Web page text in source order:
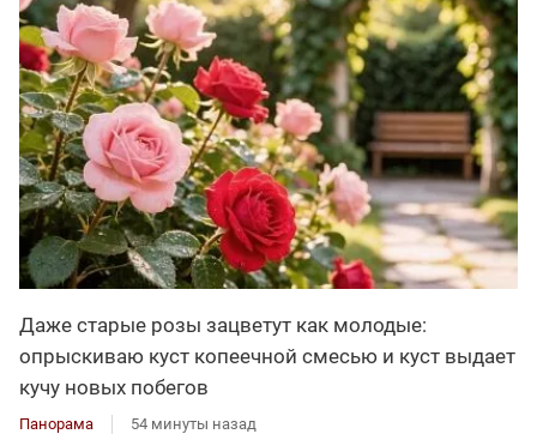
Даже старые розы зацветут как молодые:
опрыскиваю куст копеечной смесью и куст выдает
кучу новых побегов
Панорама 54 минуты назад